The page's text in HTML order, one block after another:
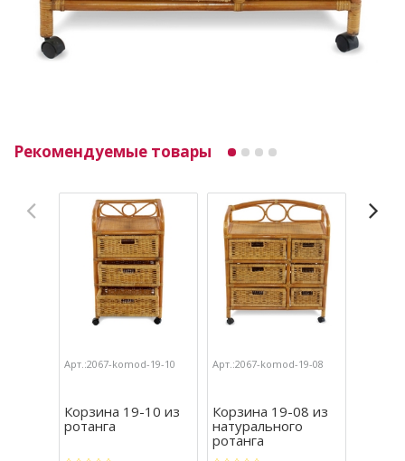
Рекомендуемые товары
Арт.:2067-komod-19-10
Корзина 19-10 из
ротанга
Арт.:2067-komod-19-08
Корзина 19-08 из
натурального
ротанга